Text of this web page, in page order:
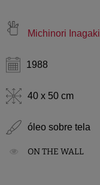
Michinori Inagaki
1988
40 x 50 cm
óleo sobre tela
ON THE WALL